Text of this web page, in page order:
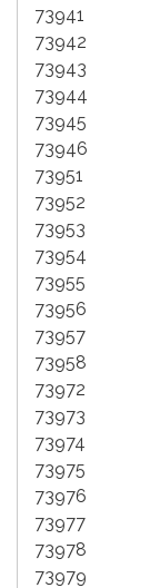
73941
73942
73943
73944
73945
73946
73951
73952
73953
73954
73955
73956
73957
73958
73972
73973
73974
73975
73976
73977
73978
73979